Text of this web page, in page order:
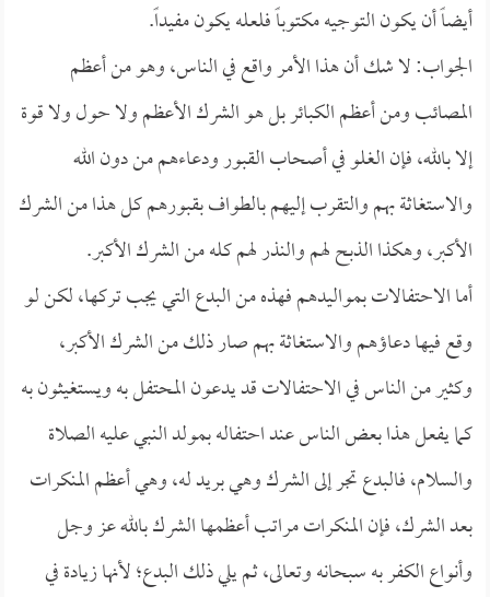
أيضاً أن يكون التوجيه مكتوباً فلعله يكون مفيداً.
الجواب: لا شك أن هذا الأمر واقع في الناس، وهو من أعظم
المصائب ومن أعظم الكبائر بل هو الشرك الأعظم ولا حول ولا قوة
إلا بالله، فإن الغلو في أصحاب القبور ودعاءهم من دون الله
والاستغاثة بهم والتقرب إليهم بالطواف بقبورهم كل هذا من الشرك
الأكبر، وهكذا الذبح لهم والنذر لهم كله من الشرك الأكبر.
أما الاحتفالات بمواليدهم فهذه من البدع التي يجب تركها، لكن لو
وقع فيها دعاؤهم والاستغاثة بهم صار ذلك من الشرك الأكبر،
وكثير من الناس في الاحتفالات قد يدعون المحتفل به ويستغيثون به
كما يفعل هذا بعض الناس عند احتفاله بمولد النبي عليه الصلاة
والسلام، فالبدع تجر إلى الشرك وهي بريد له، وهي أعظم المنكرات
بعد الشرك، فإن المنكرات مراتب أعظمها الشرك بالله عز وجل
وأنواع الكفر به سبحانه وتعالى، ثم يلي ذلك البدع؛ لأنها زيادة في